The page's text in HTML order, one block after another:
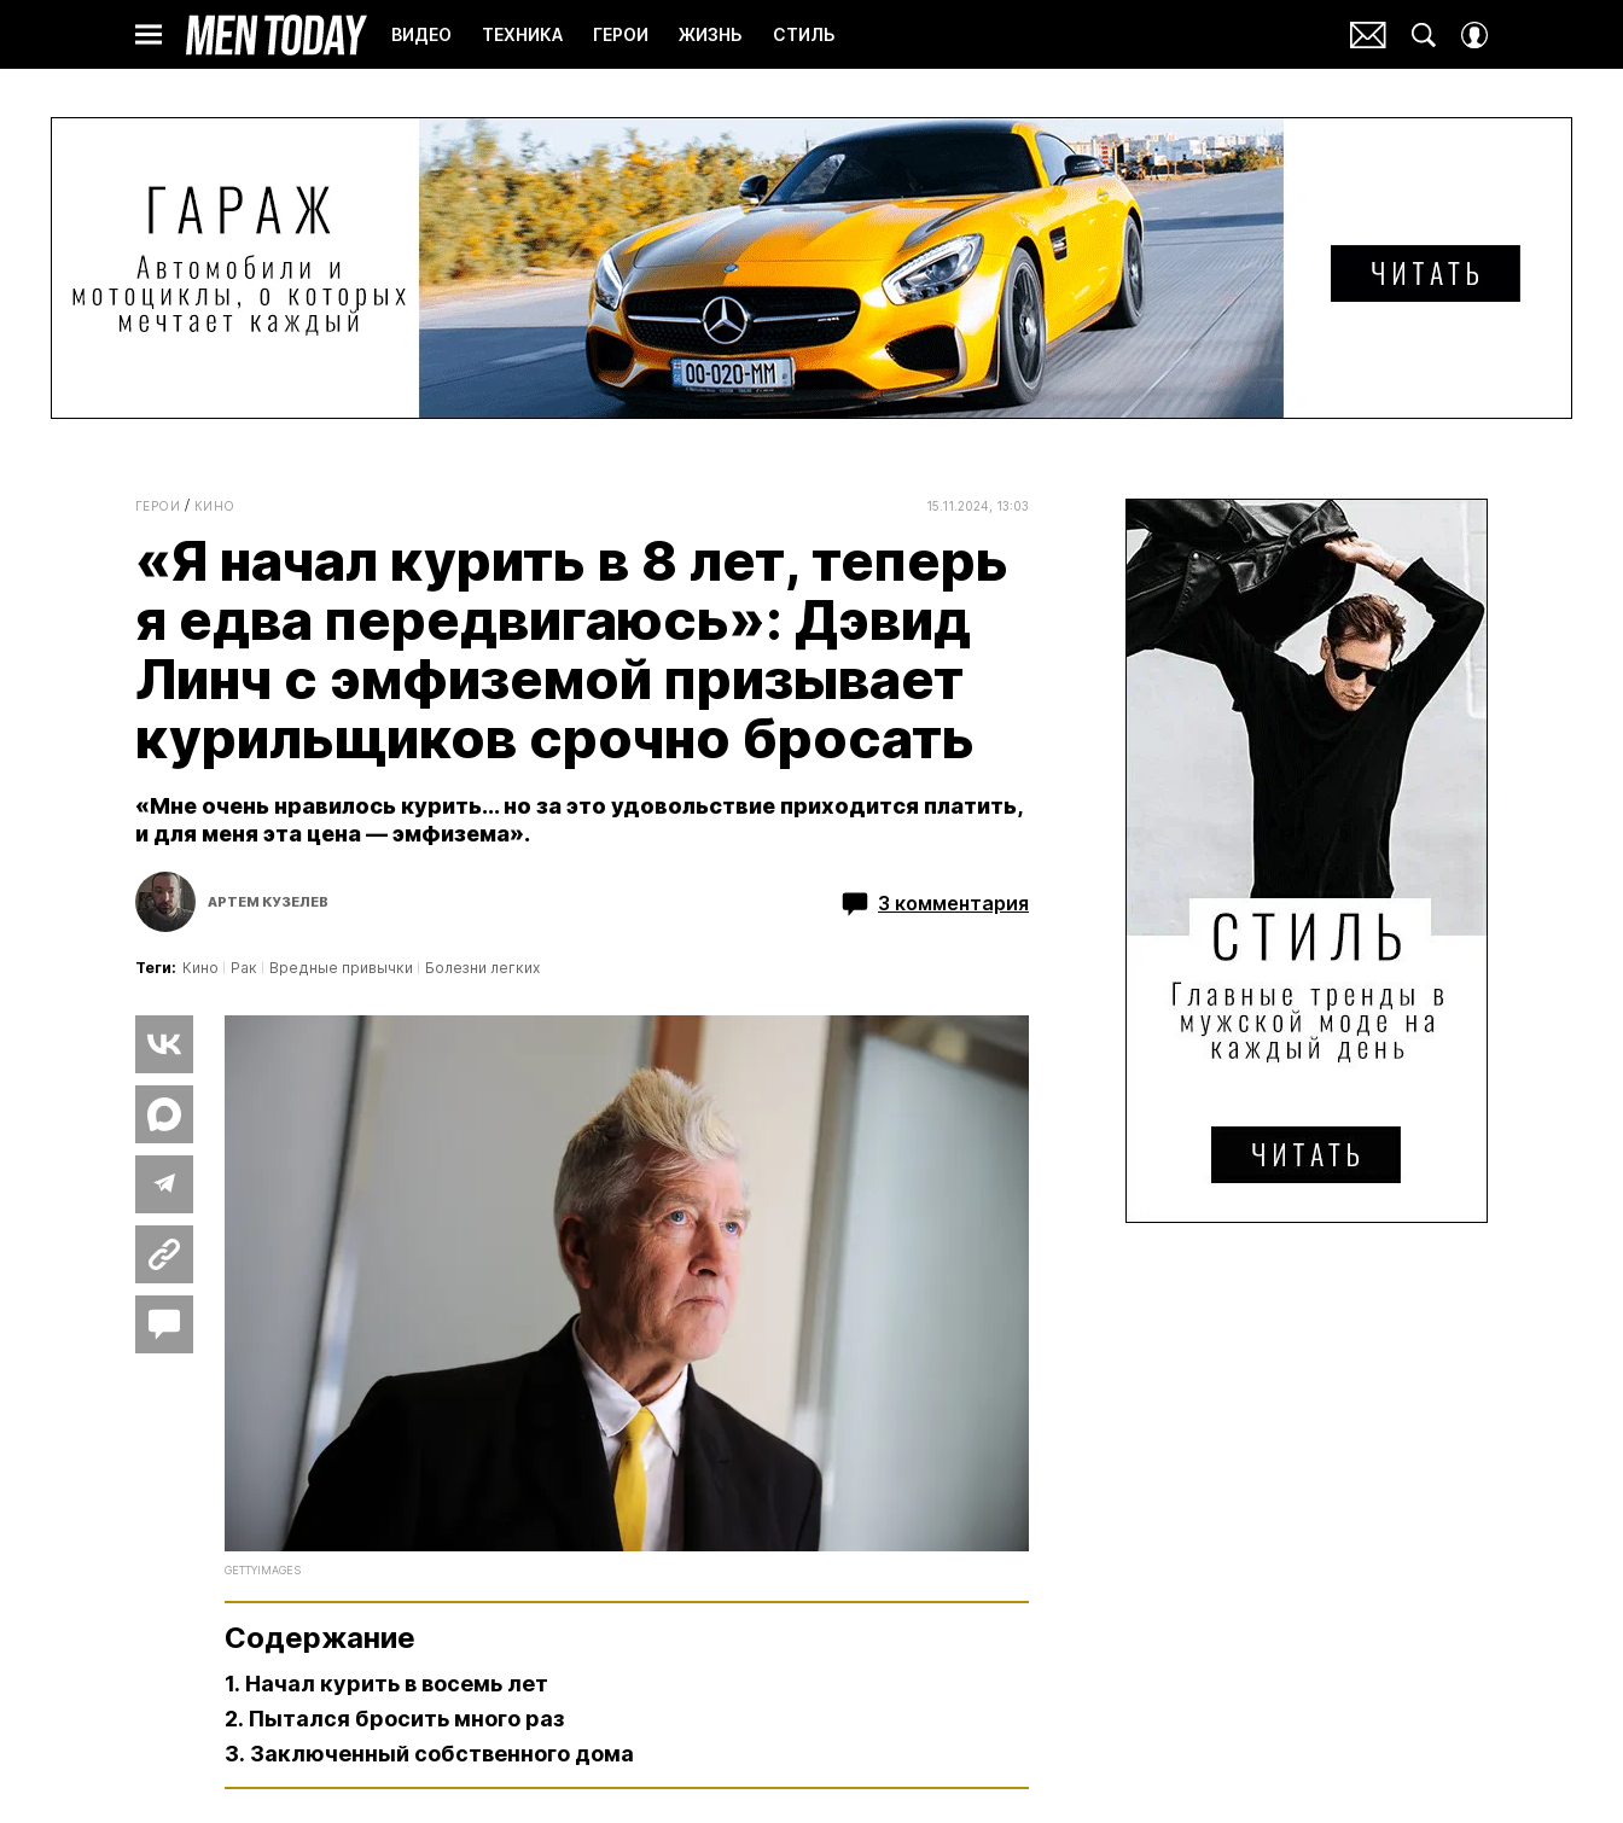
ВИДЕО ТЕХНИКА ГЕРОИ ЖИЗНЬ СТИЛЬ
ГЕРОИ КИНО 15.11.2024, 13:03
«Я начал курить в 8 лет, теперь
я едва передвигаюсь»: Дэвид
Линч с эмфиземой призывает
курильщиков срочно бросать
«Мне очень нравилось курить... но за это удовольствие приходится платить,
и для меня эта цена — эмфизема».
АРТЕМ КУЗЕЛЕВ 3 комментария
Теги: Кино Рак Вредные привычки Болезни легких
GETTYIMAGES
Содержание
1. Начал курить в восемь лет
2. Пытался бросить много раз
3. Заключенный собственного дома